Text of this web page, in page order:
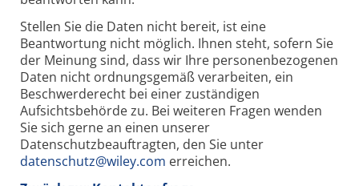
Stellen Sie die Daten nicht bereit, ist eine
Beantwortung nicht möglich. Ihnen steht, sofern Sie
der Meinung sind, dass wir Ihre personenbezogenen
Daten nicht ordnungsgemäß verarbeiten, ein
Beschwerderecht bei einer zuständigen
Aufsichtsbehörde zu. Bei weiteren Fragen wenden
Sie sich gerne an einen unserer
Datenschutzbeauftragten, den Sie unter
datenschutz@wiley.com erreichen.